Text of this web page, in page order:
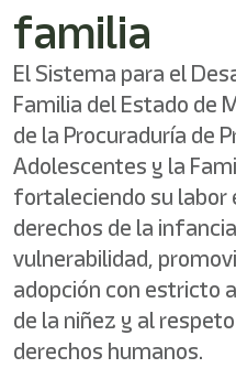
navegar
interactuar
con
contenido.
familia
El Sistema para el
Familia del Estado de
de la Procuraduría de
Adolescentes y la
fortaleciendo su labor
derechos de la
vulnerabilidad,
adopción con estricto
de la niñez y al
derechos humanos.